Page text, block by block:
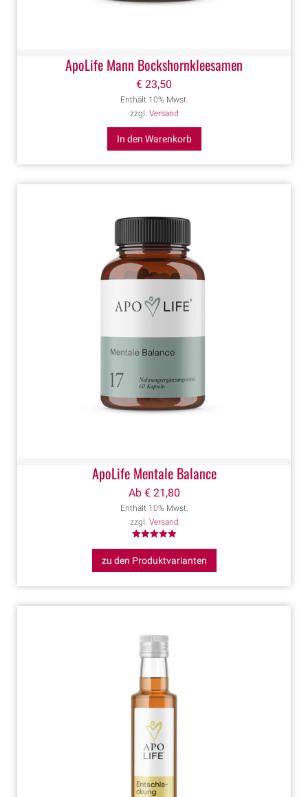
ApoLife Mann Bockshornkleesamen
€ 23,50
Enthält 10% Mwst.
zzgl. Versand
In den Warenkorb
ApoLife Mentale Balance
Ab €21,80
Enthält 10% Mwst.
zzgl. Versand
5.00
von 5
zu den Produktvarianten